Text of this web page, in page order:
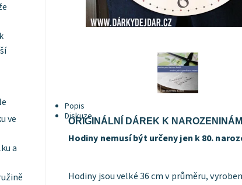
Popis
Diskuze
ORIGINÁLNÍ DÁREK K
Hodiny nemusí být určeny jen k 80.
Hodiny jsou velké 36 cm v průměru,
ve
a